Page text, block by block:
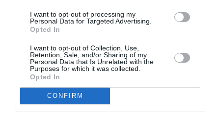
I want to opt-out of processing my
Personal Data for Targeted Advertising.
Opted In
I want to opt-out of Collection, Use,
Retention, Sale, and/or Sharing of my
Personal Data that Is Unrelated with the
Purposes for which it was collected.
Opted In
CONFIRM
Loredana a sărbătorit 25 de ani de carieră!
Următorul articol
Turism de criză pe litoral
AȚI PUTEA DORI DE
ASEMENEA